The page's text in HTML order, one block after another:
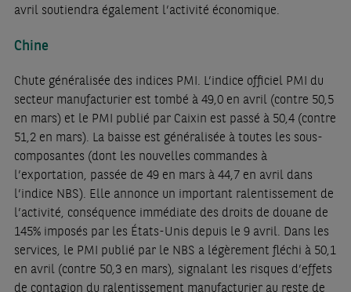
avril soutiendra également l’activité économique.
Chine
Chute généralisée des indices PMI. L’indice officiel PMI du
secteur manufacturier est tombé à 49,0 en avril (contre 50,5
en mars) et le PMI publié par Caixin est passé à 50,4 (contre
51,2 en mars). La baisse est généralisée à toutes les sous-
composantes (dont les nouvelles commandes à
l’exportation, passée de 49 en mars à 44,7 en avril dans
l’indice NBS). Elle annonce un important ralentissement de
l’activité, conséquence immédiate des droits de douane de
145% imposés par les États-Unis depuis le 9 avril. Dans les
services, le PMI publié par le NBS a légèrement fléchi à 50,1
en avril (contre 50,3 en mars), signalant les risques d’effets
de contagion du ralentissement manufacturier au reste de